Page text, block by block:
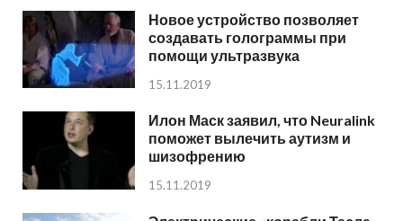
Новое устройство позволяет
создавать голограммы при
помощи ультразвука
15.11.2019
Илон Маск заявил, что Neuralink
поможет вылечить аутизм и
шизофрению
15.11.2019